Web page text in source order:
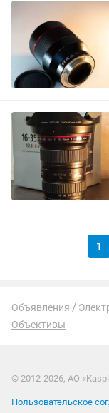
1
Объявления
Объективы
© 2012-2026, АО
Пользовательское